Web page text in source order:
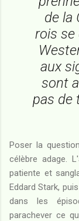
de la
rois
aux
sont
pas de
Poser la
célèbre adage.
patiente et
Eddard Stark,
dans les
parachever ce